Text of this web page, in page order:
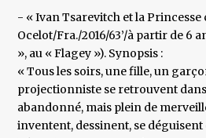
- « Ivan Tsarevitch et la
Ocelot/Fra./2016/63’/à partir de 6
», au « Flagey »). Synopsis :
« Tous les soirs, une fille, un
projectionniste se retrouvent
abandonné, mais plein de
inventent, dessinent, se déguisent